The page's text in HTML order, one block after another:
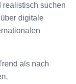
realistisch suchen
digitale
als nach